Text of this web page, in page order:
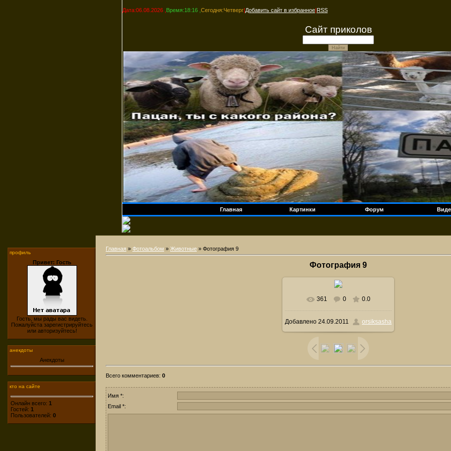
Дата:06.08.2026 , Время:18:16 , Сегодня:Четверг|Добавить сайт в избранное|RSS
Сайт приколов
Главная Картинки Форум
профиль
Привет: Гость
Гость, мы рады вас видеть.
Пожалуйста зарегистрируйтесь
или авторизуйтесь!
анекдоты
Анекдоты
кто на сайте
Онлайн всего: 1
Гостей: 1
Пользователей: 0
Главная » Фотоальбом » Животные » Фотография 9
Фотография 9
361 0 0.0
Добавлено 24.09.2011 orsiksasha
Всего комментариев: 0
Имя *:
Email *: